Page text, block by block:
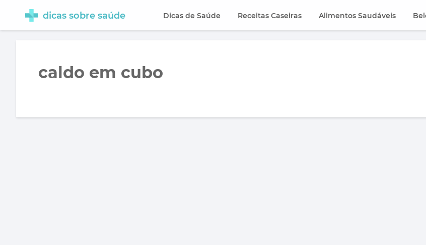
dicas sobre saúde Dicas de Saúde Receitas Caseiras Alimentos Saudáveis
caldo em cubo